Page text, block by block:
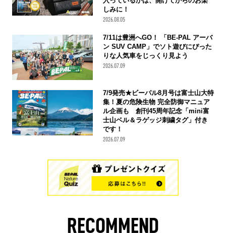
しみに！
2026.08.05
7/11は豊洲へGO！ 「BE-PAL アーバ
ン SUV CAMP」でソト遊びにぴった
りな人気車をじっくり見よう
2026.07.09
7/9発売★ビーパル8月号は富士山大特
集！夏の危険生物 完全防御マニュア
ル企画も 創刊45周年記念「mini富
士山ベル＆ラゲッジ刺繍タグ」付き
です！
2026.07.09
RECOMMEND